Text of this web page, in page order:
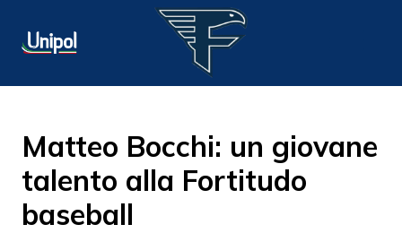
Matteo Bocchi: un giovane
talento alla Fortitudo
baseball